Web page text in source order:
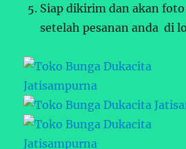
Siap dikirim dan akan
setelah pesanan anda di